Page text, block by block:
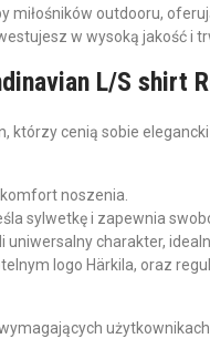
miłośników outdooru,
w wysoką jakość i
L/S shirt
którzy cenią sobie
noszenia.
sylwetkę i zapewnia
charakter,
logo Härkila, oraz